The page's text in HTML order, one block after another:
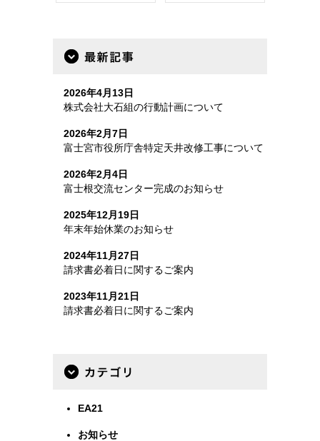
株式会社大石組の行動計画について
2026年4月13日
富士宮市役所庁舎特定天井改修工事について
2026年2月7日
富士根交流センター完成のお知らせ
2026年2月4日
年末年始休業のお知らせ
2025年12月19日
請求書必着日に関するご案内
2024年11月27日
請求書必着日に関するご案内
2023年11月21日
EA21
お知らせ